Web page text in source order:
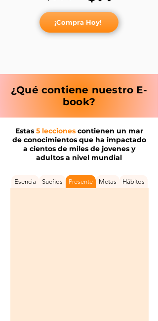
¡Compra Hoy!
¿Qué contiene nuestro E-
book?
Estas 5 leccionescontienen un mar
de conocimientos que ha impactado
a cientos de miles de jovenes y
adultos a nivel mundial
Esencia Sueños Presente Metas Hábitos